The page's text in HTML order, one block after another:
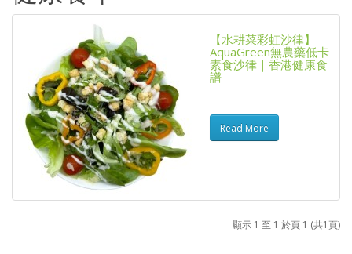
【水耕菜彩虹沙律】
AquaGreen無農藥低卡
素食沙律｜香港健康食
譜
Read More
顯示 1 至 1 於頁 1 (共1頁)